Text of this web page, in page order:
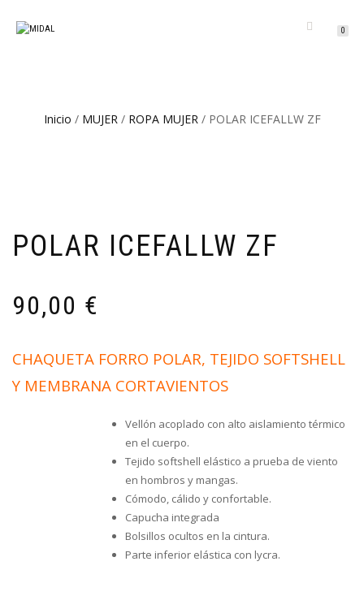
0
Inicio / MUJER/ ROPA MUJER/ POLAR ICEFALLW ZF
POLAR ICEFALLW ZF
90,00 €
CHAQUETA FORRO POLAR, TEJIDO SOFTSHELL
Y MEMBRANA CORTAVIENTOS
Vellón acoplado con alto aislamiento térmico
en el cuerpo.
Tejido softshell elástico a prueba de viento
en hombros y mangas.
Cómodo, cálido y confortable.
Capucha integrada
Bolsillos ocultos en la cintura.
Parte inferior elástica con lycra.